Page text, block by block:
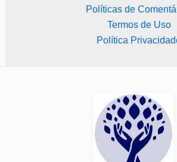
Políticas de
Termos de Uso
Política